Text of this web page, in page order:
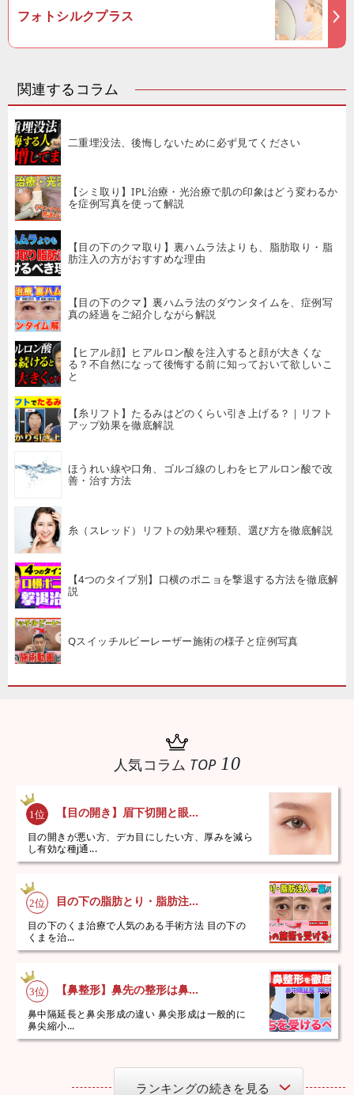
フォトシルクプラス
関連するコラム
二重埋没法、後悔しないために必ず見てください
【シミ取り】IPL治療・光治療で肌の印象はどう変わるか
を症例写真を使って解説
【目の下のクマ取り】裏ハムラ法よりも、脂肪取り・脂
肪注入の方がおすすめな理由
【目の下のクマ】裏ハムラ法のダウンタイムを、症例写
真の経過をご紹介しながら解説
【ヒアル顔】ヒアルロン酸を注入すると顔が大きくな
る？不自然になって後悔する前に知っておいて欲しいこ
と
【糸リフト】たるみはどのくらい引き上げる？｜リフト
アップ効果を徹底解説
ほうれい線や口角、ゴルゴ線のしわをヒアルロン酸で改
善・治す方法
糸（スレッド）リフトの効果や種類、選び方を徹底解説
【4つのタイプ別】口横のポニョを撃退する方法を徹底解
説
Qスイッチルビーレーザー施術の様子と症例写真
人気コラム TOP 10
【目の開き】眉下切開と眼...
目の開きが悪い方、デカ目にしたい方、厚みを減ら
し有効な種j通...
目の下の脂肪とり・脂肪注...
目の下のくま治療で人気のある手術方法 目の下の
くまを治...
【鼻整形】鼻先の整形は鼻...
鼻中隔延長と鼻尖形成の違い 鼻尖形成は一般的に
鼻尖縮小...
ランキングの続きを見る